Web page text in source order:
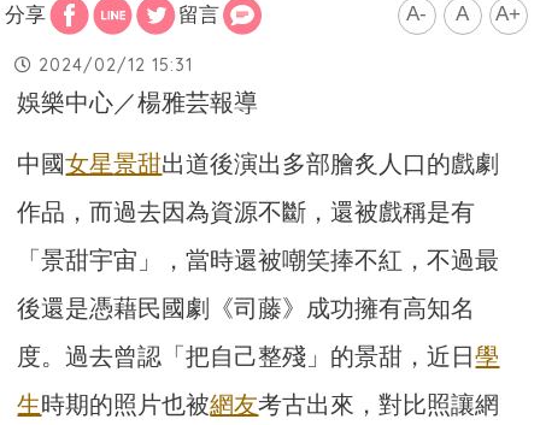
分享 留言 A- A A+
2024/02/12 15:31
娛樂中心／楊雅芸報導
中國女星景甜出道後演出多部膾炙人口的戲劇
作品，而過去因為資源不斷，還被戲稱是有
「景甜宇宙」，當時還被嘲笑捧不紅，不過最
後還是憑藉民國劇《司藤》成功擁有高知名
度。過去曾認「把自己整殘」的景甜，近日學
生時期的照片也被網友考古出來，對比照讓網